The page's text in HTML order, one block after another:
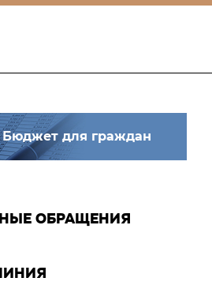
Бюджет для граждан
ОБРАЩЕНИЯ